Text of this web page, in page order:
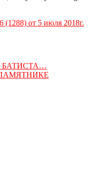
(1288) от 5 июля 2018г.
БАТИСТА…